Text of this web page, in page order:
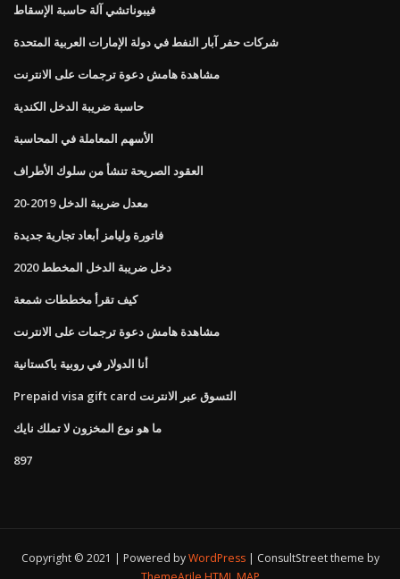
فيبوناتشي آلة حاسبة الإسقاط
شركات حفر آبار النفط في دولة الإمارات العربية المتحدة
مشاهدة هامش دعوة ترجمات على الانترنت
حاسبة ضريبة الدخل الكندية
الأسهم المعاملة في المحاسبة
العقود الصريحة تنشأ من سلوك الأطراف
معدل ضريبة الدخل 2019-20
فاتورة وليامز أبعاد تجارية جديدة
دخل ضريبة الدخل المخطط 2020
كيف تقرأ مخططات شمعة
مشاهدة هامش دعوة ترجمات على الانترنت
أنا الدولار في روبية باكستانية
Prepaid visa gift card التسوق عبر الانترنت
ما هو نوع المخزون لا تملك نايك
897
Copyright © 2021 | Powered byWordPress
ConsultStreet theme by